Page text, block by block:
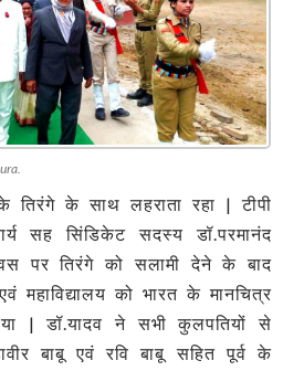
के साथ लहराता रहा | टीपी
सह सिंडिकेट सदस्य डॉ.परमानंद
पर तिरंगे को सलामी देने के बाद
महाविद्यालय को भारत के मानचित्र
| डॉ.यादव ने सभी कुलपतियों से
बाबू एवं रवि बाबू सहित पूर्व के